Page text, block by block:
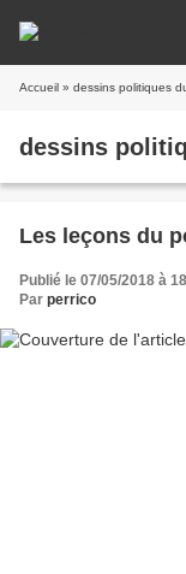
Accueil » dessins politiques
dessins
Les leçons du
Publié le 07/05/2018 à
Par perrico